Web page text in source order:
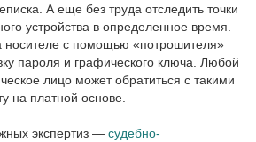
А еще без труда отследить точки
устройства в определенное время.
носителе с помощью «потрошителя»
пароля и графического ключа. Любой
лицо может обратиться с такими
на платной основе.
экспертиз — судебно-